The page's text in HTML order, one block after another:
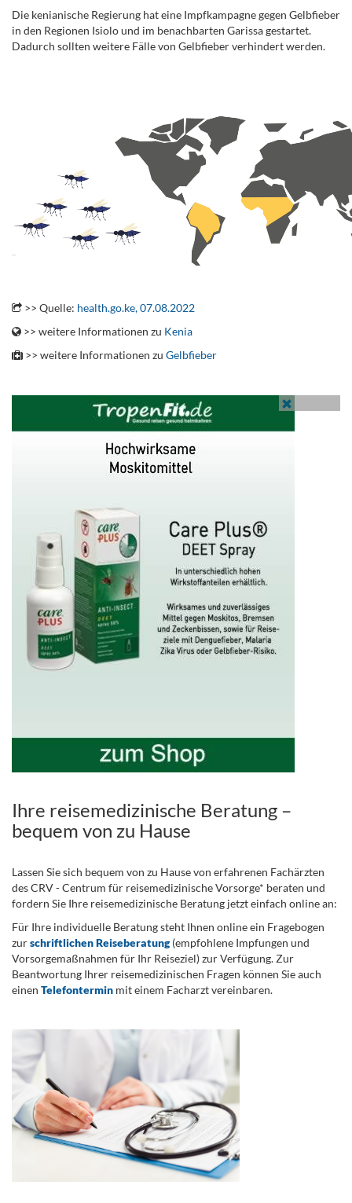
Die kenianische Regierung hat eine Impfkampagne gegen Gelbfieber
in den Regionen Isiolo und im benachbarten Garissa gestartet.
Dadurch sollten weitere Fälle von Gelbfieber verhindert werden.
>> Quelle: health.go.ke, 07.08.2022
>> weitere Informationen zu Kenia
>> weitere Informationen zu Gelbfieber
Ihre reisemedizinische Beratung –
bequem von zu Hause
Lassen Sie sich bequem von zu Hause von erfahrenen Fachärzten
des CRV - Centrum für reisemedizinische Vorsorge* beraten und
fordern Sie Ihre reisemedizinische Beratung jetzt einfach online an:
Für Ihre individuelle Beratung steht Ihnen online ein Fragebogen
zurschriftlichen Reiseberatung(empfohlene Impfungen und
Vorsorgemaßnahmen für Ihr Reiseziel) zur Verfügung. Zur
Beantwortung Ihrer reisemedizinischen Fragen können Sie auch
einen Telefontermin mit einem Facharzt vereinbaren.